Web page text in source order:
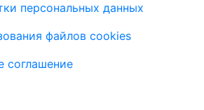
персональных данных
файлов cookies
соглашение